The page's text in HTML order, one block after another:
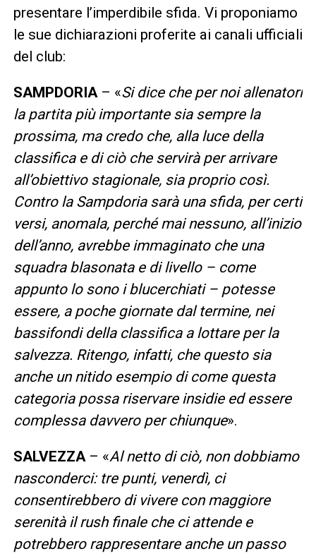
presentare l’imperdibile sfida. Vi proponiamo
le sue dichiarazioni proferite ai canali ufficiali
del club:
SAMPDORIA– «Si dice che per noi allenatori
la partita più importante sia sempre la
prossima, ma credo che, alla luce della
classifica e di ciò che servirà per arrivare
all’obiettivo stagionale, sia proprio così.
Contro la Sampdoria sarà una sfida, per certi
versi, anomala, perché mai nessuno, all’inizio
dell’anno, avrebbe immaginato che una
squadra blasonata e di livello – come
appunto lo sono i blucerchiati – potesse
essere, a poche giornate dal termine, nei
bassifondi della classifica a lottare per la
salvezza. Ritengo, infatti, che questo sia
anche un nitido esempio di come questa
categoria possa riservare insidie ed essere
complessa davvero per chiunque».
SALVEZZA– «Al netto di ciò, non dobbiamo
nasconderci: tre punti, venerdì, ci
consentirebbero di vivere con maggiore
serenità il rush finale che ci attende e
potrebbero rappresentare anche un passo